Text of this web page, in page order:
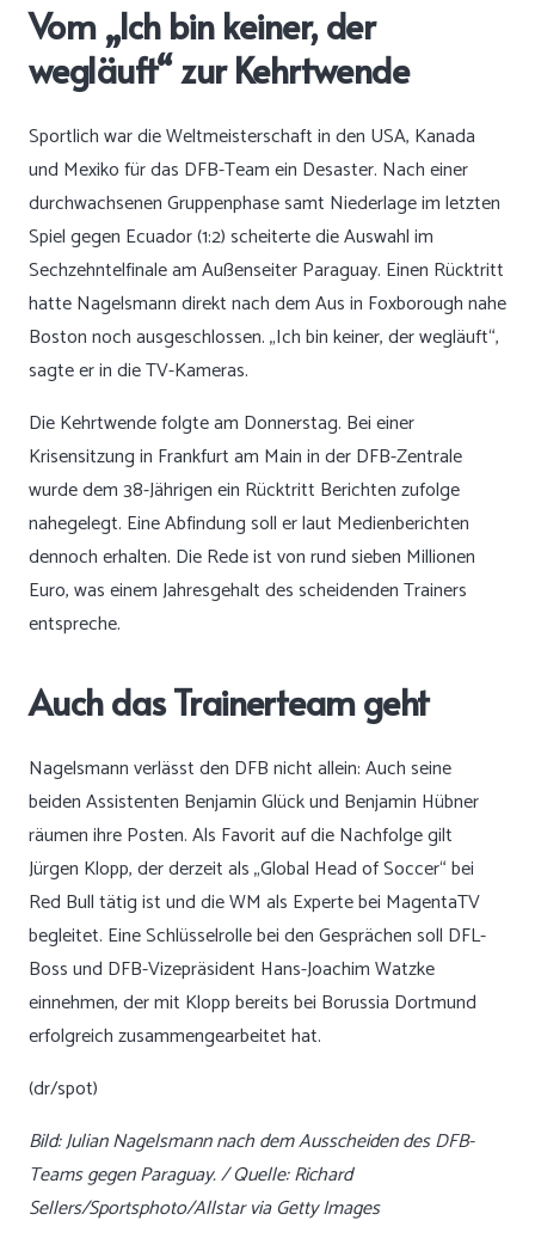
Vom „Ich bin keiner, der
wegläuft“ zur Kehrtwende
Sportlich war die Weltmeisterschaft in den USA, Kanada
und Mexiko für das DFB-Team ein Desaster. Nach einer
durchwachsenen Gruppenphase samt Niederlage im letzten
Spiel gegen Ecuador (1:2) scheiterte die Auswahl im
Sechzehntelfinale am Außenseiter Paraguay. Einen Rücktritt
hatte Nagelsmann direkt nach dem Aus in Foxborough nahe
Boston noch ausgeschlossen. „Ich bin keiner, der wegläuft“,
sagte er in die TV-Kameras.
Die Kehrtwende folgte am Donnerstag. Bei einer
Krisensitzung in Frankfurt am Main in der DFB-Zentrale
wurde dem 38-Jährigen ein Rücktritt Berichten zufolge
nahegelegt. Eine Abfindung soll er laut Medienberichten
dennoch erhalten. Die Rede ist von rund sieben Millionen
Euro, was einem Jahresgehalt des scheidenden Trainers
entspreche.
Auch das Trainerteam geht
Nagelsmann verlässt den DFB nicht allein: Auch seine
beiden Assistenten Benjamin Glück und Benjamin Hübner
räumen ihre Posten. Als Favorit auf die Nachfolge gilt
Jürgen Klopp, der derzeit als „Global Head of Soccer“ bei
Red Bull tätig ist und die WM als Experte bei MagentaTV
begleitet. Eine Schlüsselrolle bei den Gesprächen soll DFL-
Boss und DFB-Vizepräsident Hans-Joachim Watzke
einnehmen, der mit Klopp bereits bei Borussia Dortmund
erfolgreich zusammengearbeitet hat.
(dr/spot)
Bild: Julian Nagelsmann nach dem Ausscheiden des DFB-
Teams gegen Paraguay. / Quelle: Richard
Sellers/Sportsphoto/Allstar via Getty Images